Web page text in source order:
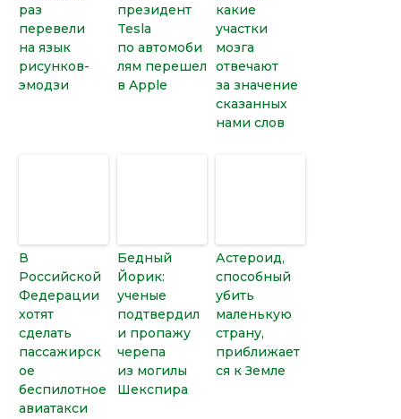
раз
перевели
на язык
рисунков-
эмодзи
президент
Tesla
по автомоби
лям перешел
в Apple
какие
участки
мозга
отвечают
за значение
сказанных
нами слов
В
Российской
Федерации
хотят
сделать
пассажирск
ое
беспилотное
авиатакси
Бедный
Йорик:
ученые
подтвердил
и пропажу
черепа
из могилы
Шекспира
Астероид,
способный
убить
маленькую
страну,
приближает
ся к Земле